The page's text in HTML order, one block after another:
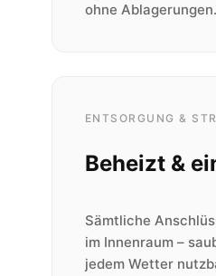
ohne Ablagerungen.
ENTSORGUNG &
Beheizt &
Sämtliche
im Innenraum –
jedem Wetter